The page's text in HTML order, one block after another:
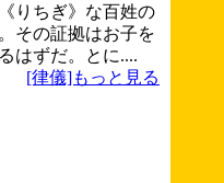
りちぎ》な百姓の
その証拠はお子を
はずだ。とに....
[律儀]もっと見る